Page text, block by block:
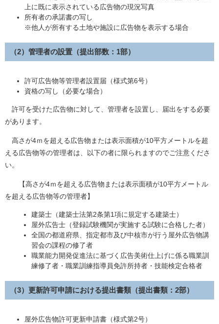
上に既に表示されている広告物の現況写真
所有者の承諾書の写し
※他人が所有する土地や施設に広告物を表示する場合
（2）管理者の設置 （提出部数：1部）
許可広告物等管理者設置届（様式第6号）
資格の写し（必要な場合）
許可を受けた広告物に対して、管理者を設置し、届出をする必要
があります。
高さが4ｍを超える広告物または表示面積が10平方メートルを超
える広告物等の管理者は、以下の者に限られますのでご注意くださ
い。
【高さが4ｍを超える広告物または表示面積が10平方メートル
を超える広告物等の管理者】
建築士（建築士法第2条第1項に規定する建築士）
屋外広告士（登録試験機関が実施する試験に合格した者）
全国の都道府県、指定都市及び中核市が行う屋外広告物講
習会の課程の修了者
職業能力開発促進法に基づく広告美術仕上げに係る職業訓
練修了者・職業訓練指導員免許所持者・技能検定合格者
（3）更新許可申請における提出書類 （提出書類：2部）
屋外広告物許可更新申請書（様式第2号）